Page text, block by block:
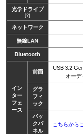
光学ドライブ
[?]
ネットワーク
無線LAN
Bluetooth
イン
ター
フェ
ース
前面
USB 3.2
オー
グラ
フィ
ック
バッ
クパ
ネル
こちらから